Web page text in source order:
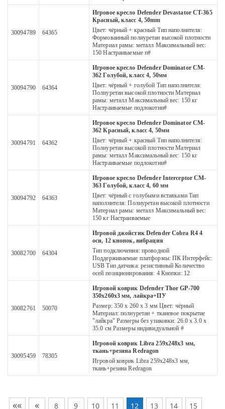
30094789 64365
Игровое кресло Defender Devastator CT-365
Красный, класс 4, 50mm
Цвет: чёрный + красный Тип наполнителя:
Формованный полиуретан высокой плотности
Материал рамы: металл Максимальный вес:
150 Настраиваемые п#
30094790 64364
Игровое кресло Defender Dominator CM-
362 Голубой, класс 4, 50мм
Цвет: чёрный + голубой Тип наполнителя:
Полиуретан высокой плотности Материал
рамы: металл Максимальный вес: 150 кг
Настраиваемые подлокотни#
30094791 64362
Игровое кресло Defender Dominator CM-
362 Красный, класс 4, 50мм
Цвет: чёрный + красный Тип наполнителя:
Полиуретан высокой плотности Материал
рамы: металл Максимальный вес: 150 кг
Настраиваемые подлокотни#
30094792 64363
Игровое кресло Defender Interceptor CM-
363 Голубой, класс 4, 60 мм
Цвет: чёрный с голубыми вставками Тип
наполнителя: Полиуретан высокой плотности
Материал рамы: металл Максимальный вес:
150 кг Настраиваемые
30082700 64304
Игровой джойстик Defender Cobra R4 4
оси, 12 кнопок, вибрация
Тип подключения: проводной
Поддерживаемые платформы: ПК Интерфейс:
USB Тип датчика: резистивный Количество
осей позиционирования: 4 Кнопки: 12
30082761 50070
Игровой коврик Defender Thor GP-700
350x260x3 мм, лайкра+ПУ
Размер: 350 x 260 x 3 мм Цвет: чёрный
Материал: полиуретан + тканевое покрытие
"лайкра" Размеры без упаковки: 26.0 x 3.0 x
35.0 см Размеры индивидуальной #
30095459 78305
Игровой коврик Libra 259х248х3 мм,
ткань+резина Redragon
Игровой коврик Libra 259х248х3 мм,
ткань+резина Redragon
«« « 8 9 10 11 12 13 14 15